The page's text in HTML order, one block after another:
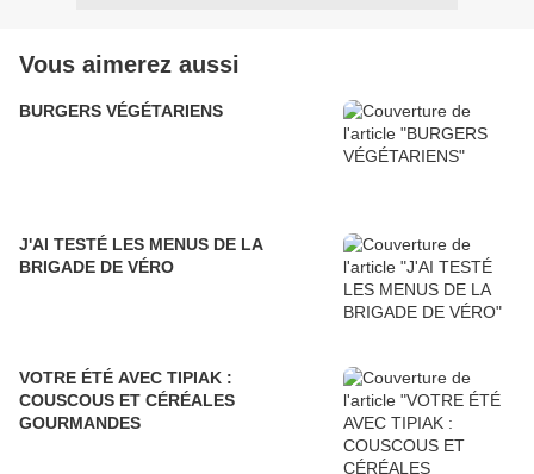
Vous aimerez aussi
BURGERS VÉGÉTARIENS
J'AI TESTÉ LES MENUS DE LA
BRIGADE DE VÉRO
VOTRE ÉTÉ AVEC TIPIAK :
COUSCOUS ET CÉRÉALES
GOURMANDES